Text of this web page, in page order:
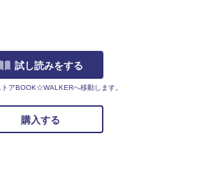
試し読みをする
アBOOK☆WALKERへ移動します。
購入する